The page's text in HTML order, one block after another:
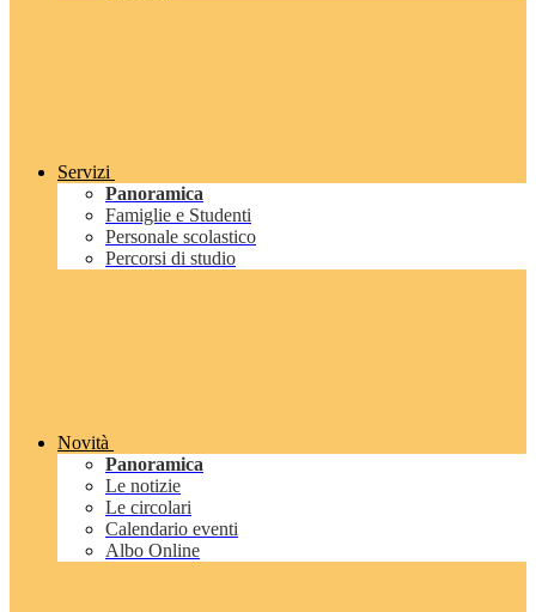
Servizi
Panoramica
Famiglie e Studenti
Personale scolastico
Percorsi di studio
Novità
Panoramica
Le notizie
Le circolari
Calendario eventi
Albo Online